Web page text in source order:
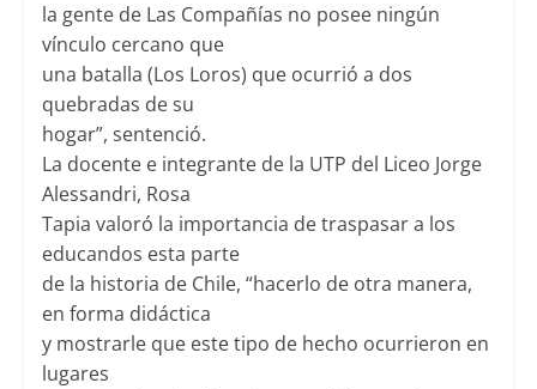
la gente de Las Compañías no posee ningún
vínculo cercano que
una batalla (Los Loros) que ocurrió a dos
quebradas de su
hogar”, sentenció.
La docente e integrante de la UTP del Liceo Jorge
Alessandri, Rosa
Tapia valoró la importancia de traspasar a los
educandos esta parte
de la historia de Chile, “hacerlo de otra manera,
en forma didáctica
y mostrarle que este tipo de hecho ocurrieron en
lugares